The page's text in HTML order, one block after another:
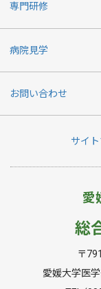
専門研修
病院見学
お問い合わせ
サイ
愛
総
〒
愛媛大学医